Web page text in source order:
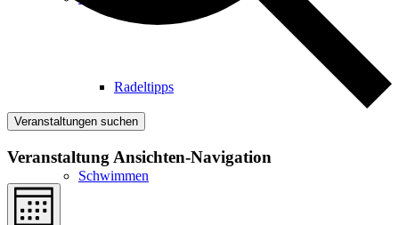
Radeltipps
Schwimmen
Veranstaltungen suchen
Veranstaltung Ansichten-Navigation